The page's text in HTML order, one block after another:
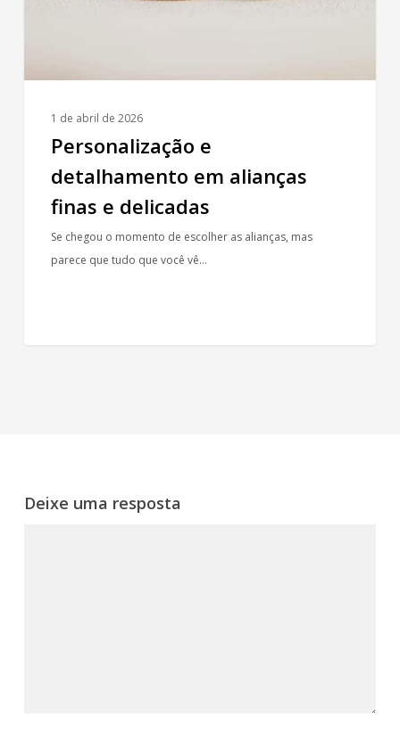
1 de abril de 2026
Personalização e
detalhamento em alianças
finas e delicadas
Se chegou o momento de escolher as alianças, mas
parece que tudo que você vê…
Deixe uma resposta